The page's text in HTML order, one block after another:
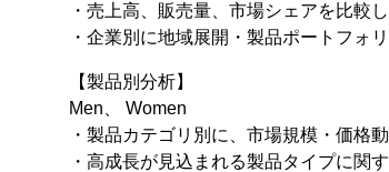
・売上高、販売量、市場シェアを比較
・企業別に地域展開・製品ポートフォ
【製品別分析】
Men、 Women
・製品カテゴリ別に、市場規模・価格
・高成長が見込まれる製品タイプに関